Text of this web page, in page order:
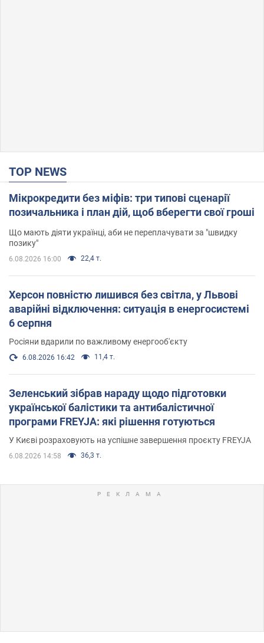
TOP NEWS
Мікрокредити без міфів: три типові сценарії
позичальника і план дій, щоб вберегти свої гроші
Що мають діяти українці, аби не переплачувати за "швидку
позику"
6.08.2026 16:00 22,4 т.
Херсон повністю лишився без світла, у Львові
аварійні відключення: ситуація в енергосистемі
6 серпня
Росіяни вдарили по важливому енергооб'єкту
6.08.2026 16:42 11,4 т.
Зеленський зібрав нараду щодо підготовки
української балістики та антибалістичної
програми FREYJA: які рішення готуються
У Києві розраховують на успішне завершення проєкту FREYJA
6.08.2026 14:58 36,3 т.